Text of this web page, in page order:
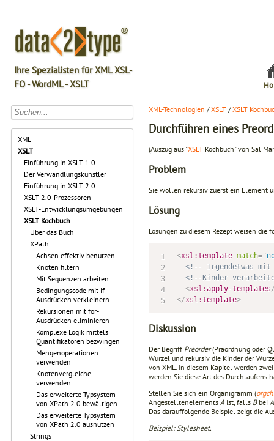
Ihre Spezialisten für XML XSL-
FO - WordML - XSLT
XML
XSLT
Einführung in XSLT 1.0
Der Verwandlungskünstler
Einführung in XSLT 2.0
XSLT 2.0-Prozessoren
XSLT-Entwicklungsumgebungen
XSLT Kochbuch
Über das Buch
XPath
Achsen effektiv benutzen
Knoten filtern
Mit Sequenzen arbeiten
Bedingungscode mit if-
Ausdrücken verkleinern
Rekursionen mit for-
Ausdrücken eliminieren
Komplexe Logik mittels
Quantifikatoren bezwingen
Mengenoperationen
verwenden
Knotenvergleiche
verwenden
Das erweiterte Typsystem
von XPath 2.0 bewältigen
Das erweiterte Typsystem
von XPath 2.0 ausnutzen
Strings
XML-Technologien /XSLT /XSLT
Durchführen eines
(Auszug aus "XSLT Kochbuch" von Sal
Problem
Sie wollen rekursiv zuerst ein Element
Lösung
Lösungen zu diesem Rezept weisen
<xsl:template match="
<!-- Irgendetwas mit
<!--Kinder
<xsl:apply-templates
</xsl:template>
Diskussion
Der Begriff Preorder(Präordnung oder
Wurzel und rekursiv die Kinder der
von XML. In diesem Kapitel werden
werden Sie diese Art des Durchlaufens
Stellen Sie sich ein Organigramm (
Angestelltenelements A ist, falls Bbei A
Das darauffolgende Beispiel zeigt die
Beispiel: Stylesheet.